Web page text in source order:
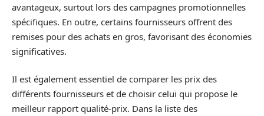
avantageux, surtout lors des campagnes promotionnelles
spécifiques. En outre, certains fournisseurs offrent des
remises pour des achats en gros, favorisant des économies
significatives.
Il est également essentiel de comparer les prix des
différents fournisseurs et de choisir celui qui propose le
meilleur rapport qualité-prix. Dans la liste des